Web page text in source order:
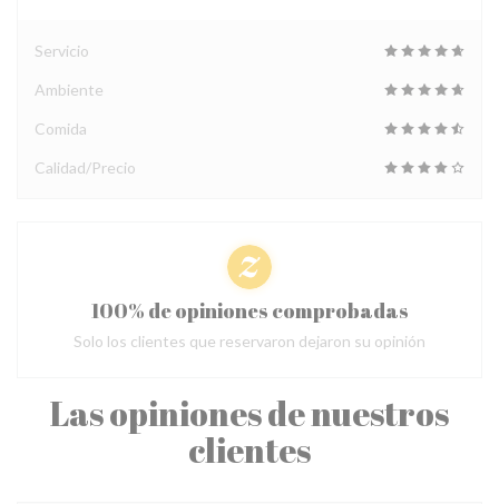
Las opiniones de nuestros
clientes
Servicio
Ambiente
Comida
Calidad/Precio
100% de opiniones comprobadas
Solo los clientes que reservaron dejaron su opinión